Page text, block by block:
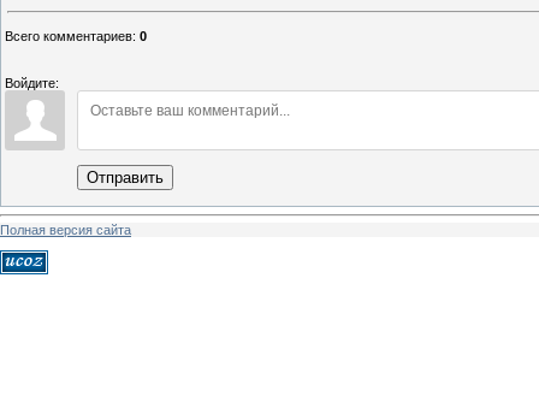
Всего комментариев: 0
Войдите:
Отправить
Полная версия сайта